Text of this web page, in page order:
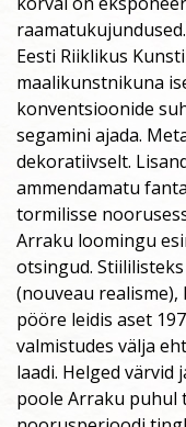
raamatukujundused.
Eesti Riiklikus
maalikunstnikuna
konventsioonide
segamini ajada.
dekoratiivselt.
ammendamatu
tormilisse
Arraku loomingu
otsingud.
(nouveau
pööre leidis aset
valmistudes välja
laadi. Helged värvid
poole Arraku puhul